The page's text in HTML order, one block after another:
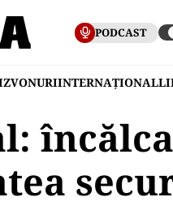
PODCAST
ZVONURIINTERNAȚIONAL